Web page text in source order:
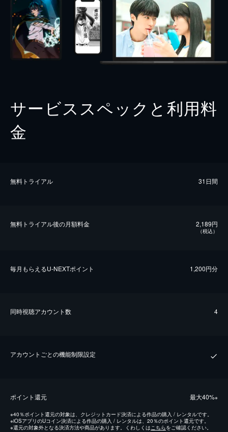
サービススペックと利用料
金
無料トライアル 31日間
無料トライアル後の⽉額料金 2,189円
（税込）
毎⽉もらえるU-NEXTポイント 1,200円分
同時視聴アカウント数 4
アカウントごとの機能制限設定
ポイント還元 最⼤40%※
※40％ポイント還元の対象は、クレジットカード決済による作品の購入 / レンタルです。
※iOSアプリのUコイン決済による作品の購入 / レンタルは、20％のポイント還元です。
※還元の対象外となる決済方法や商品があります。くわしくはこちらをご確認ください。